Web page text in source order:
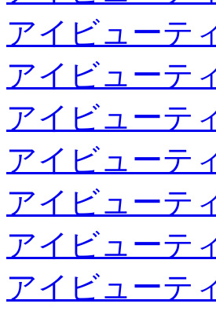
アイビューテ
アイビューテ
アイビューテ
アイビューテ
アイビューテ
アイビューテ
アイビューテ